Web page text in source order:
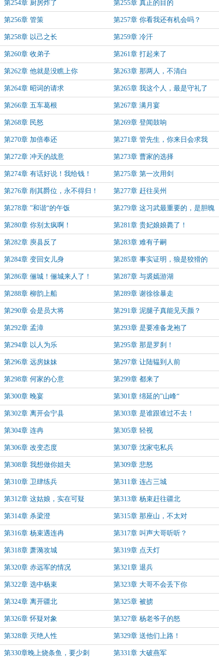
第254章 厨房炸了 第255章 真正的目的
第256章 管策 第257章 你看我还有机会吗？
第258章 以己之长 第259章 冷汗
第260章 收弟子 第261章 打起来了
第262章 他就是没瞧上你 第263章 那两人，不清白
第264章 昭词的请求 第265章 我这个人，最是守礼了
第266章 五车葛根 第267章 满月宴
第268章 民怒 第269章 登闻鼓响
第270章 加倍奉还 第271章 管先生，你来日会求我
第272章 冲天的战意 第273章 曹家的选择
第274章 有话好说！我给钱！ 第275章 第一次用剑
第276章 削其爵位，永不得归！ 第277章 赶往吴州
第278章 ”和谐“的午饭 第279章 这习武最重要的，是胆魄
第280章 你别太疯啊！ 第281章 贵妃娘娘薨了！
第282章 庾县反了 第283章 难有子嗣
第284章 变回女儿身 第285章 事实证明，狼是狡猾的
第286章 俪城！俪城来人了！ 第287章 与裘嫣游湖
第288章 柳韵上船 第289章 谢徐徐暴走
第290章 会是员大将 第291章 泥腿子真能见天颜？
第292章 孟漳 第293章 是要准备龙袍了
第294章 以人为乐 第295章 那是罗刹！
第296章 远房妹妹 第297章 让陆韫到人前
第298章 何家的心意 第299章 都来了
第300章 晚宴 第301章 绵延的”山峰“
第302章 离开会宁县 第303章 是谁跟谁过不去！
第304章 连冉 第305章 轻视
第306章 改变态度 第307章 沈家屯私兵
第308章 我想做你姐夫 第309章 悲怒
第310章 卫肆练兵 第311章 连占三城
第312章 这姑娘，实在可疑 第313章 杨束赶往疆北
第314章 杀梁澄 第315章 那座山，不太对
第316章 杨束遇连冉 第317章 叫声大哥听听？
第318章 萧漪攻城 第319章 点天灯
第320章 赤远军的情况 第321章 退兵
第322章 选中杨束 第323章 大哥不会丢下你
第324章 离开疆北 第325章 被掳
第326章 怀疑对象 第327章 杨老爷子的怒
第328章 灭绝人性 第329章 送他们上路！
第330章晚上烧条鱼，要少刺 第331章 大破燕军